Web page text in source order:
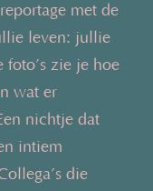
met de
leven: jullie
zie je hoe
wat er
nichtje dat
intiem
die